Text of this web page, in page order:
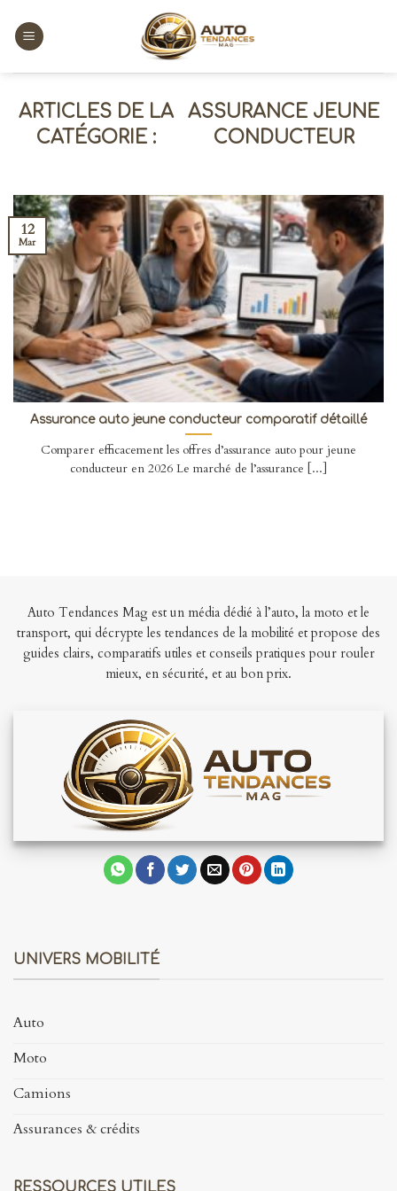
content
ASSURANCE JEUNE
CONDUCTEUR
Assurance auto jeune conducteur comparatif détaillé
Comparer efficacement les offres d’assurance auto pour jeune
conducteur en 2026 Le marché de l’assurance [...]
12
Mar
Auto Tendances Mag est un média dédié à l’auto, la moto et le
transport, qui décrypte les tendances de la mobilité et propose des
guides clairs, comparatifs utiles et conseils pratiques pour rouler
mieux, en sécurité, et au bon prix.
UNIVERS MOBILITÉ
Auto
Moto
Camions
Assurances & crédits
RESSOURCES UTILES